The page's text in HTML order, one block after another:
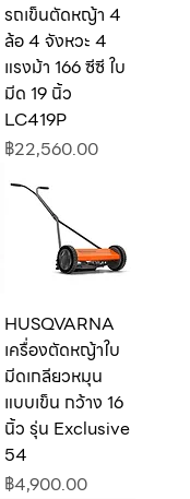
รถเข็นตัดหญ้า 4
ล้อ 4 จังหวะ 4
แรงม้า 166 ซีซี ใบ
มีด 19 นิ้ว
LC419P
ราคา
฿22,560.00
HUSQVARNA
เครื่องตัดหญ้าใบ
มีดเกลียวหมุน
แบบเข็น กว้าง 16
นิ้ว รุ่น Exclusive
54
ราคา
฿4,900.00